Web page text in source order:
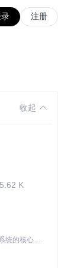
注册
收起
5.62 K
openEuler内核是openEuler操作系统的核心，既是系统性能与稳定性的基石，也是连接处理器、设备与服务的桥梁。